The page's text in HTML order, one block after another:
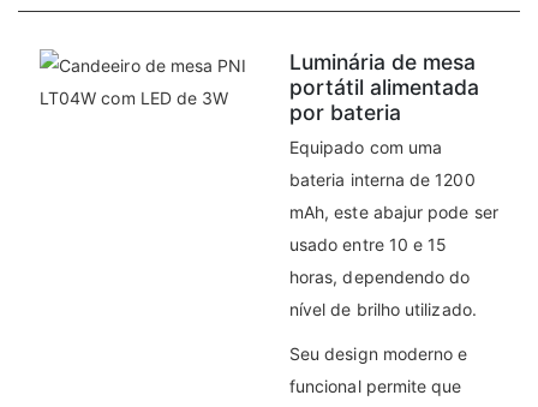
Luminária de mesa
portátil alimentada
por bateria
Equipado com uma
bateria interna de 1200
mAh, este abajur pode ser
usado entre 10 e 15
horas, dependendo do
nível de brilho utilizado.
Seu design moderno e
funcional permite que